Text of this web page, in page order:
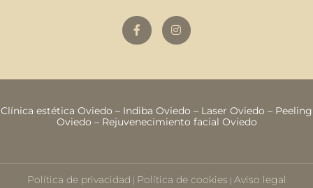
Clínica estética Oviedo – Indiba Oviedo – Laser Oviedo – Peeling
Oviedo – Rejuvenecimiento facial Oviedo
Política de privacidad | Política de cookies | Aviso legal